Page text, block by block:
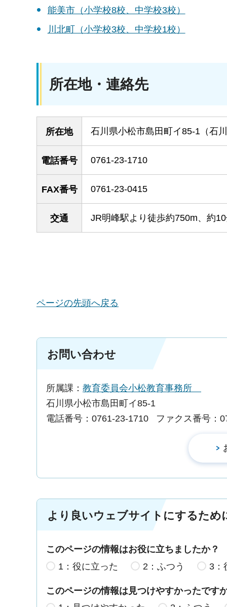
能美市（小学校8校、中学校3校）
川北町（小学校3校、中学校1校）
所在地・連絡先
所在地 石川県小松市島田町イ85-1（石
電話番号 0761-23-1710
FAX番号 0761-23-0415
交通 JR明峰駅より徒歩約750m、約
ページの先頭へ戻る
お問い合わせ
所属課： 教育委員会小松教育事務所
石川県小松市島田町イ85-1
電話番号：0761-23-1710
ファクス番号：
より良いウェブサイトにするた
このページの情報はお役に立ちましたか？
1：役に立った
2：ふつう 3：
このページの情報は見つけやすかったです